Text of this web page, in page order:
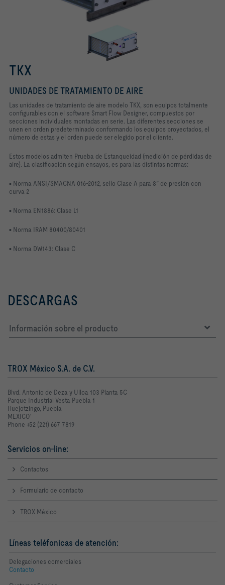
TKX
UNIDADES DE TRATAMIENTO DE AIRE
Las unidades de tratamiento de aire modelo TKX, son equipos totalmente
configurables con el software Smart Flow Designer, compuestos por
secciones individuales montadas en serie. Las diferentes secciones se
unen en orden predeterminado conformando los equipos proyectados, el
número de estas y el orden puede ser elegido por el cliente.
Estos modelos admiten Prueba de Estanqueidad (medición de pérdidas de
aire). La clasificación según ensayos, es para las distintas normas:
▪ Norma ANSI/SMACNA 016-2012, sello Clase A para 8” de presión con
curva 2
▪ Norma EN1886: Clase L1
▪ Norma IRAM 80400/80401
▪ Norma DW143: Clase C
DESCARGAS
Información sobre el producto
TROX México S.A. de C.V.
Blvd. Antonio de Deza y Ulloa 103 Planta 5C
Parque Industrial Vesta Puebla 1
Huejotzingo, Puebla
MEXICO'
Phone +52 (221) 667 7819
Servicios on-line:
Contactos
Formulario de contacto
TROX México
Líneas teléfonicas de atención:
Delegaciones comerciales
Contacto